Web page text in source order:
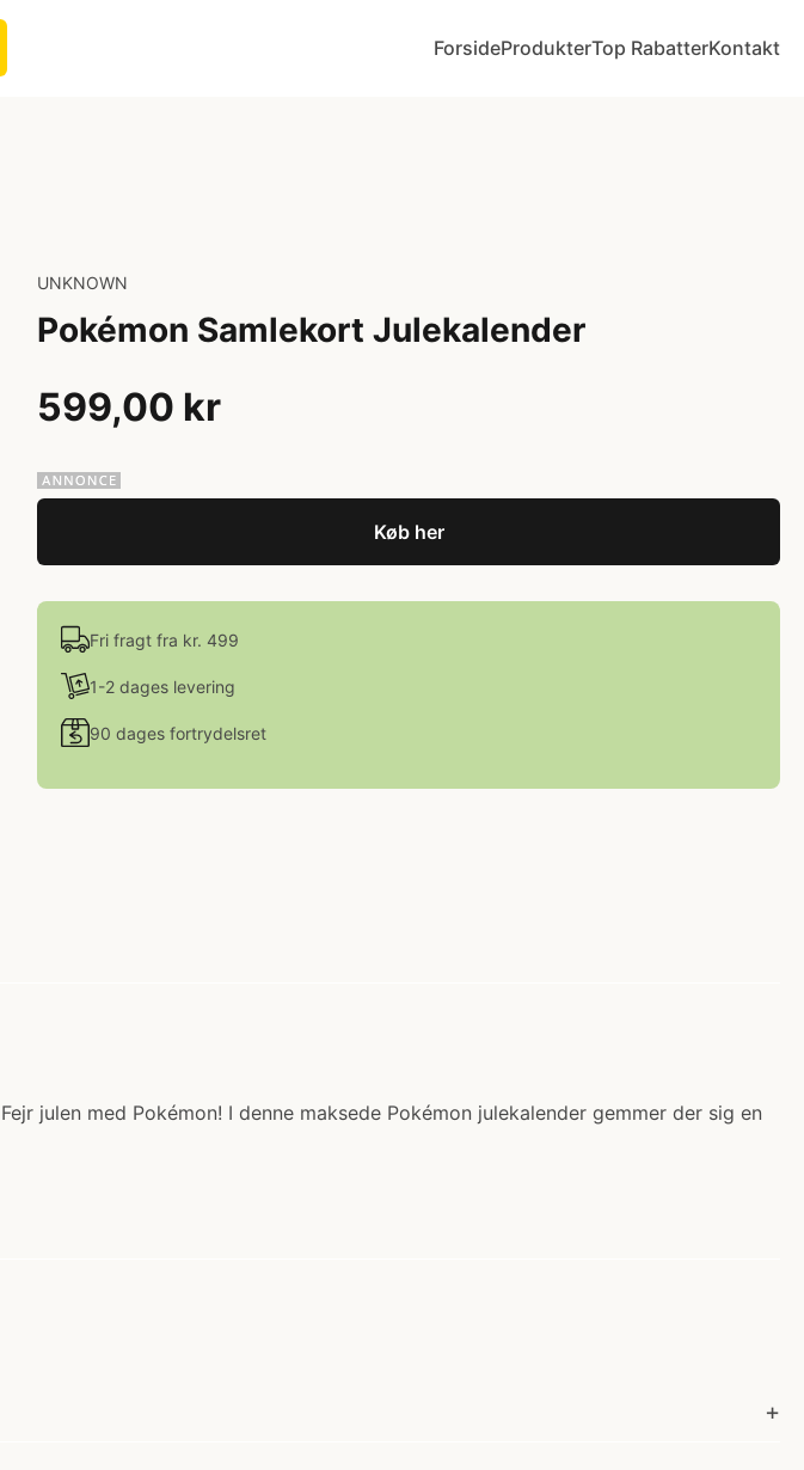
ForsideProdukterTop RabatterKontakt
UNKNOWN
Pokémon Samlekort Julekalender
599,00 kr
Køb her
Fri fragt fra kr. 499
1-2 dages levering
90 dages fortrydelsret
julen med Pokémon! I denne maksede Pokémon julekalender gemmer der sig en